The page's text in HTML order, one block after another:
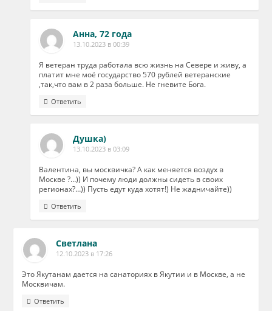
Анна, 72 года
13.10.2023 в 00:39
Я ветеран труда работала всю жизнь на Севере и живу, а
платит мне моё государство 570 рублей ветеранские
,так,что вам в 2 раза больше. Не гневите Бога.
Ответить
Душка)
13.10.2023 в 03:09
Валентина, вы москвичка? А как меняется воздух в
Москве ?…)) И почему люди должны сидеть в своих
регионах?…)) Пусть едут куда хотят!) Не жадничайте))
Ответить
Светлана
12.10.2023 в 17:26
Это Якутанам дается на санаториях в Якутии и в Москве, а не
Москвичам.
Ответить